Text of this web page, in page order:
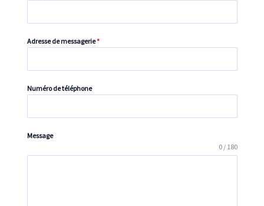
Adresse de messagerie*
Numéro de téléphone
Message
0 / 180